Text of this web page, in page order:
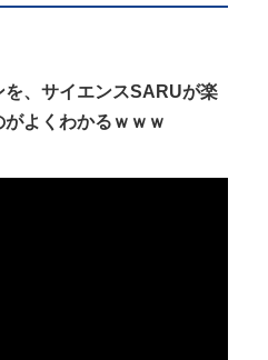
、サイエンスSARUが楽
よくわかるｗｗｗ